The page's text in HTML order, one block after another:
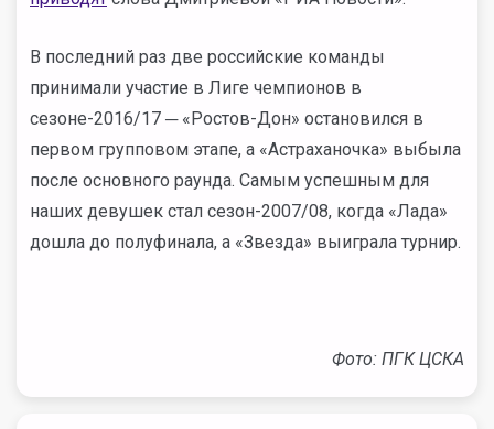
В последний раз две российские команды
принимали участие в Лиге чемпионов в
сезоне-2016/17 ─ «Ростов-Дон» остановился в
первом групповом этапе, а «Астраханочка» выбыла
после основного раунда. Самым успешным для
наших девушек стал сезон-2007/08, когда «Лада»
дошла до полуфинала, а «Звезда» выиграла турнир.
Фото: ПГК ЦСКА